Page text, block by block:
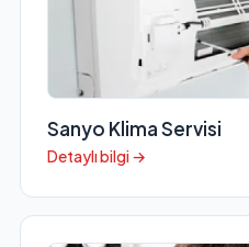
Sanyo Klima Servisi
Detaylı bilgi →